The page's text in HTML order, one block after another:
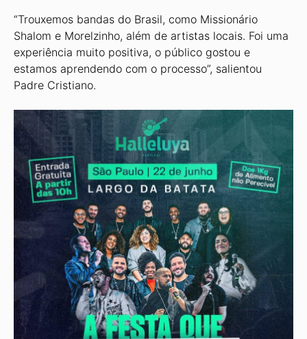
“Trouxemos bandas do Brasil, como Missionário
Shalom e Mo­relzinho, além de artistas locais. Foi uma
experiência muito posi­tiva, o público gostou e
estamos aprendendo com o processo”, sa­lientou
Padre Cristiano.